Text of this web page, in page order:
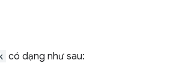
có dạng như sau: